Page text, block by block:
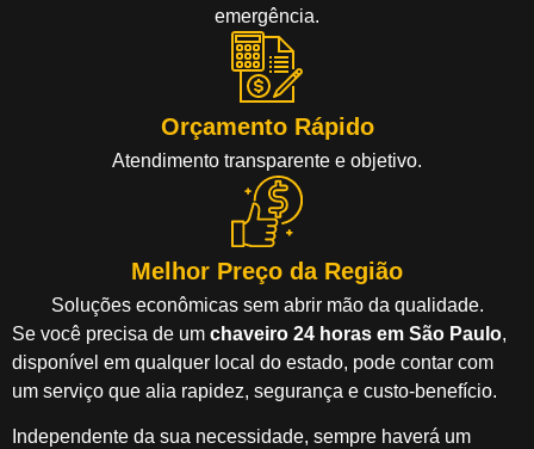
emergência.
Orçamento Rápido
Atendimento transparente e objetivo.
Melhor Preço da Região
Soluções econômicas sem abrir mão da qualidade.
Se você precisa de um chaveiro 24 horas em São Paulo,
disponível em qualquer local do estado, pode contar com
um serviço que alia rapidez, segurança e custo-benefício.
Independente da sua necessidade, sempre haverá um